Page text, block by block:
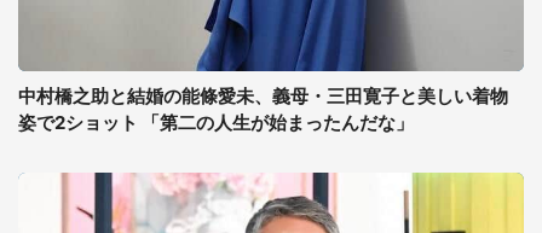
中村橋之助と結婚の能條愛未、義母・三田寛子と美しい着物
姿で2ショット 「第二の人生が始まったんだな」